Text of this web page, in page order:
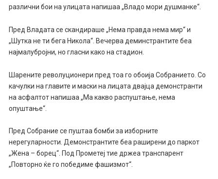
различни бои на улицата напишаа „Владо мори душманке“.
Пред Владата се скандираше „Нема правда нема мир“ и
„Шутка не ти бега Никола“. Вечерва деминстрантите беа
најмалубројни, но гласни како на стадион.
Шарените револуционери пред тоа го обоија Собранието. Со
качулки на главите и маски на лицата двајца демонстранти
на асфалтот напишаа „Ма какво распуштање, нема
опуштање“.
Пред Собрание се пуштаа бомби за изборните
нерегуларности. Демонстрантите беа раширени до паркот
„Жена – борец“. Под Прометеј тие држеа транспарент
„Повторно ќе го победиме фашизмот“.